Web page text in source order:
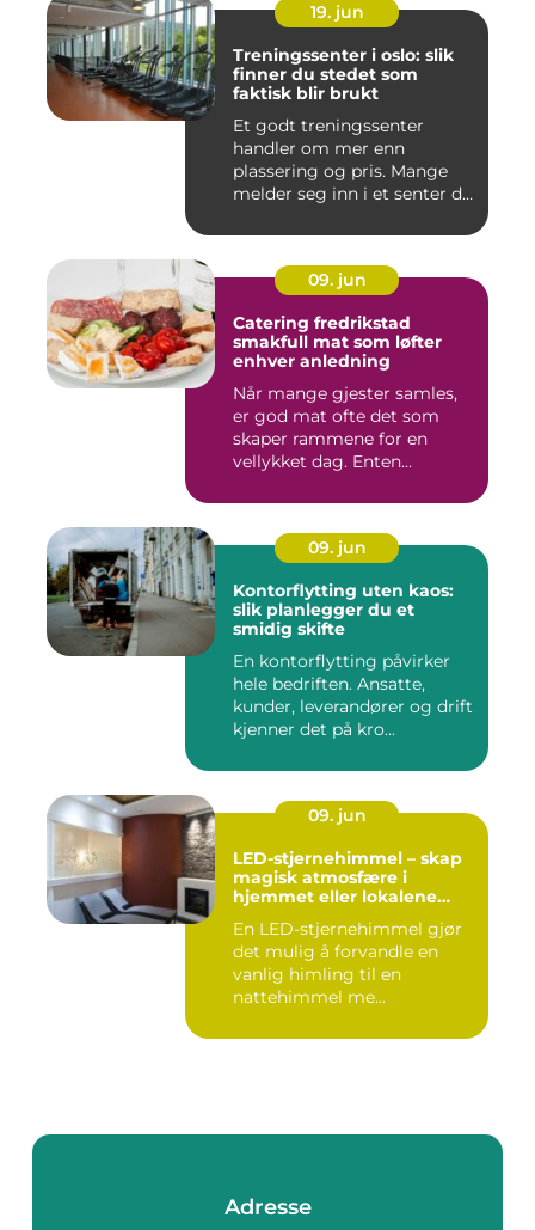
19. jun
Treningssenter i oslo: slik
finner du stedet som
faktisk blir brukt
Et godt treningssenter
handler om mer enn
plassering og pris. Mange
melder seg inn i et senter de
09. jun
Catering fredrikstad
smakfull mat som løfter
enhver anledning
Når mange gjester samles,
er god mat ofte det som
skaper rammene for en
vellykket dag. Enten
09. jun
Kontorflytting uten kaos:
slik planlegger du et
smidig skifte
En kontorflytting påvirker
hele bedriften. Ansatte,
kunder, leverandører og drift
kjenner det på kro...
09. jun
LED-stjernehimmel – skap
magisk atmosfære i
hjemmet eller lokalene
En LED-stjernehimmel gjør
det mulig å forvandle en
vanlig himling til en
nattehimmel me...
Adresse